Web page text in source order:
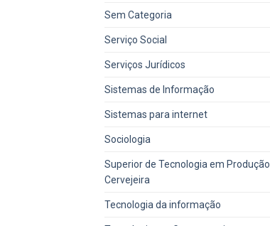
Sem Categoria
Serviço Social
Serviços Jurídicos
Sistemas de Informação
Sistemas para internet
Sociologia
Superior de Tecnologia em Produção
Cervejeira
Tecnologia da informação